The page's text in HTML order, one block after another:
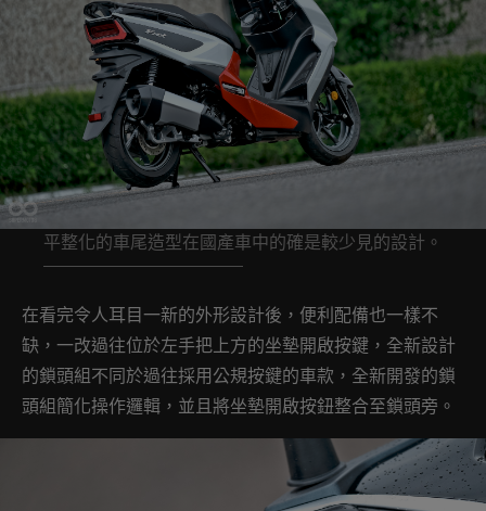
平整化的車尾造型在國產車中的確是較少見的設計。
在看完令人耳目一新的外形設計後，便利配備也一樣不
缺，一改過往位於左手把上方的坐墊開啟按鍵，全新設計
的鎖頭組不同於過往採用公規按鍵的車款，全新開發的鎖
頭組簡化操作邏輯，並且將坐墊開啟按鈕整合至鎖頭旁。